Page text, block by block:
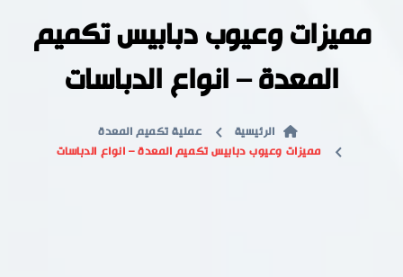
مميزات وعيوب دبابيس تكميم
المعدة – انواع الدباسات
الرئيسية
عملية تكميم المعدة
مميزات وعيوب دبابيس تكميم المعدة – انواع الدباسات